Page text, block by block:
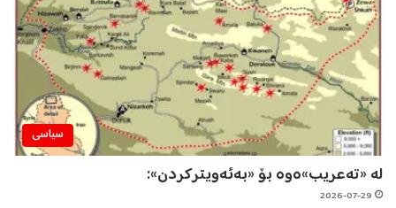
سیاسی
لە «تەعریب»ەوە بۆ «بەئەویترکردن»:
2026-07-29